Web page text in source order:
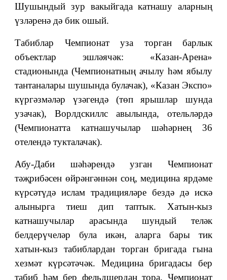
Шушындый зур вакыйгада катнашу аларның
үзләренә дә бик ошый.
Табиблар Чемпионат уза торган барлык
объектлар эшләячәк: «Казан-Арена»
стадионында (Чемпионатның ачылу һәм ябылу
тантаналары шушында булачак), «Казан Экспо»
күргәзмәләр үзәгендә (төп ярышлар шунда
узачак), Ворлдскиллс авылында, отельләрдә
(Чемпионатта катнашучылар шәһәрнең 36
отелендә тукталачак).
Абу-Даби шәһәрендә узган Чемпионат
тәҗрибәсен өйрәнгәннән соң, медицина ярдәме
күрсәтүдә ислам традицияләре бездә дә искә
алынырга тиеш дип таптык. Хатын-кыз
катнашучылар арасында шундый теләк
белдерүчеләр була икән, аларга бары тик
хатын-кыз табиблардан торган бригада гына
хезмәт күрсәтәчәк. Медицина бригадасы бер
табиб һәм бер фельдшердан тора. Чемпионат